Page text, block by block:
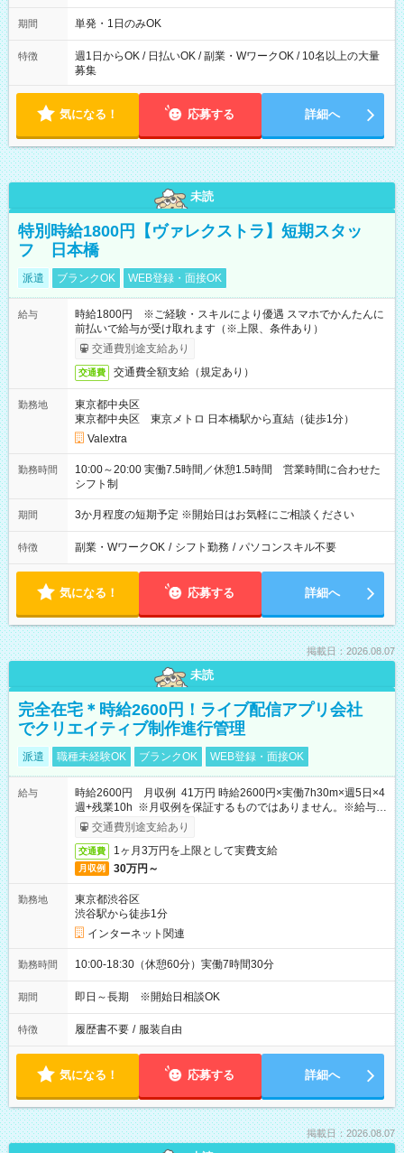
～21：00
期間 単発・1日のみOK
特徴
週1日からOK / 日払いOK / 副業・WワークOK / 10名以上の大量
募集
気になる！ 応募する 詳細へ
未読
特別時給1800円【ヴァレクストラ】短期スタッ
フ 日本橋
派遣 ブランクOK WEB登録・面接OK
給与
時給1800円 ※ご経験・スキルにより優遇 スマホでかんたんに
前払いで給与が受け取れます（※上限、条件あり）
交通費別途支給あり
交通費 交通費全額支給（規定あり）
勤務地
東京都中央区
東京都中央区 東京メトロ 日本橋駅から直結（徒歩1分）
Valextra
勤務時間
10:00～20:00 実働7.5時間／休憩1.5時間 営業時間に合わせた
シフト制
期間 3か月程度の短期予定 ※開始日はお気軽にご相談ください
特徴 副業・WワークOK / シフト勤務 / パソコンスキル不要
気になる！ 応募する 詳細へ
掲載日：2026.08.07
未読
完全在宅＊時給2600円！ライブ配信アプリ会社
でクリエイティブ制作進行管理
派遣 職種未経験OK ブランクOK WEB登録・面接OK
給与
時給2600円 月収例 41万円 時給2600円×実働7h30m×週5日×4
週+残業10h ※月収例を保証するものではありません。※給与即
受取りサービス利用可（利用条件有）
交通費別途支給あり
交通費 1ヶ月3万円を上限として実費支給
月収例 30万円～
勤務地
東京都渋谷区
渋谷駅から徒歩1分
インターネット関連
勤務時間 10:00-18:30（休憩60分）実働7時間30分
期間 即日～長期 ※開始日相談OK
特徴 履歴書不要 / 服装自由
気になる！ 応募する 詳細へ
掲載日：2026.08.07